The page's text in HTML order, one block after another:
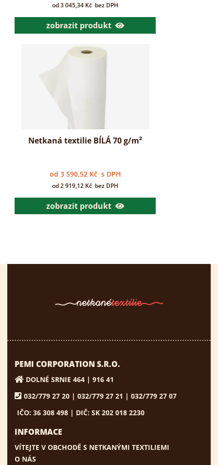
od3 045,34 Kč bez DPH
zobrazit produkt
Netkaná textilie BÍLÁ 70 g/m²
od 3 590,52 Kč s DPH
od2 919,12 Kč bez DPH
zobrazit produkt
PEMI CORPORATION S.R.O.
DOLNÉ SRNIE 464 | 916 41
032/779 27 20 | 032/779 27 21 | 032/779 27 07
IČO: 36 308 498 | DIČ: SK 202 018 2230
INFORMACE
VÍTEJTE V OBCHODĚ S NETKANÝMI TEXTILIEMI
O NÁS